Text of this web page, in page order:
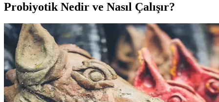
Probiyotik Nedir ve Nasıl Çalışır?